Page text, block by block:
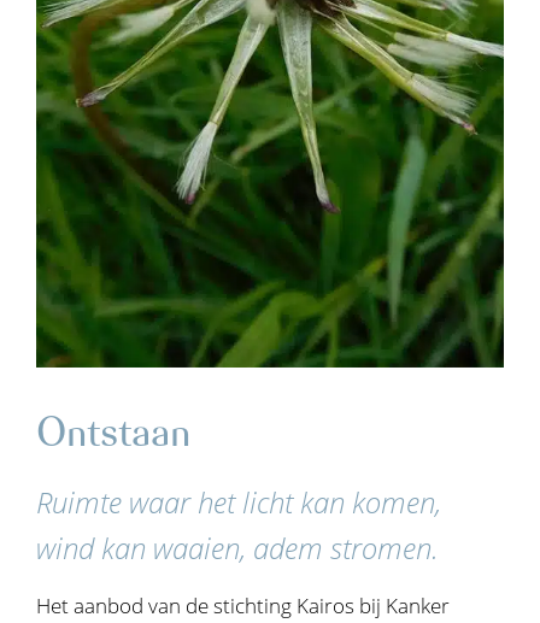
Ontstaan
Ruimte waar het licht kan komen,
wind kan waaien, adem stromen.
Het aanbod van de stichting Kairos bij Kanker